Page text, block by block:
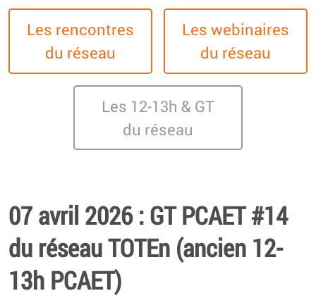
Les rencontres
du réseau
Les webinaires
du réseau
Les 12-13h & GT
du réseau
07 avril 2026 : GT PCAET #14
du réseau TOTEn (ancien 12-
13h PCAET)